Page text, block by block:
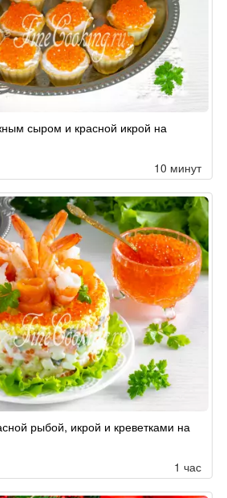
сыром и красной икрой на
10 минут
рыбой, икрой и креветками на
1 час